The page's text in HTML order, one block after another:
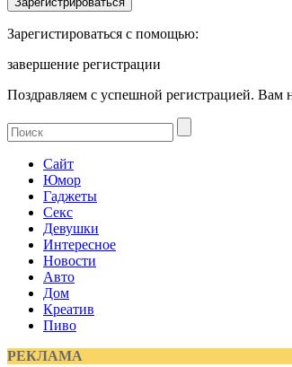
Зарегистироваться с помощью:
завершение регистрации
Поздравляем с успешной регистрацией. Вам
Сайт
Юмор
Гаджеты
Секс
Девушки
Интересное
Новости
Авто
Дом
Креатив
Пиво
РЕКЛАМА